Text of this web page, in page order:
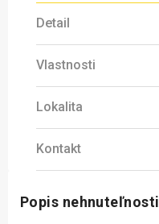
Detail
Vlastnosti
Lokalita
Kontakt
Popis nehnuteľnosti